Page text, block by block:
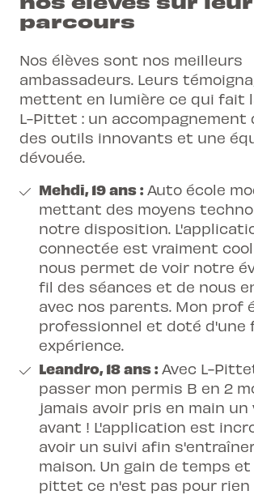
parcours
Nos élèves sont nos meilleurs
ambassadeurs. Leurs
mettent en lumière ce qui fait
L-Pittet : un accompagnement
des outils innovants et une
dévouée.
Mehdi, 19 ans : Auto école
mettant des moyens
notre disposition.
connectée est vraiment
nous permet de voir notre
fil des séances et de nous
avec nos parents. Mon prof
professionnel et doté d'une
expérience.
Leandro, 18 ans : Avec L-
passer mon permis B en 2
jamais avoir pris en main un
avant ! L'application est
avoir un suivi afin
maison. Un gain de temps et
pittet ce n'est pas pour rien